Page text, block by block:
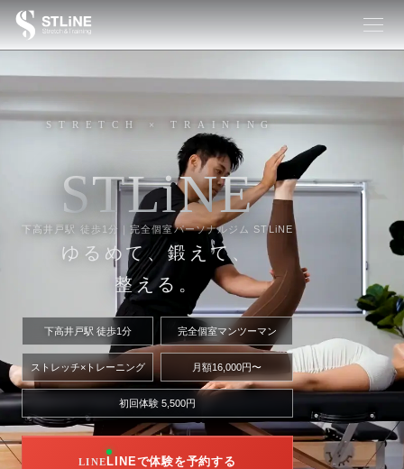
STRETCH × TRAINING
STLiNE
下高井戸駅 徒歩1分｜完全個室パーソナルジム STLiNE
ゆるめて、鍛えて、
整える。
下高井戸駅 徒歩1分 完全個室マンツーマン
ストレッチ×トレーニング 月額16,000円〜
初回体験 5,500円
LINEで体験を予約する